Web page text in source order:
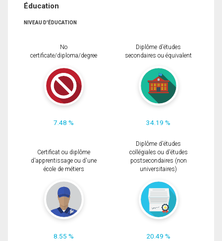
Éducation
NIVEAU D'ÉDUCATION
No
certificate/diploma/degree
7.48 %
Diplôme d'études
secondaires ou équivalent
34.19 %
Certificat ou diplôme
d'apprentissage ou d'une
école de métiers
8.55 %
Diplôme d'études
collégiales ou d'études
postsecondaires (non
universitaires)
20.49 %